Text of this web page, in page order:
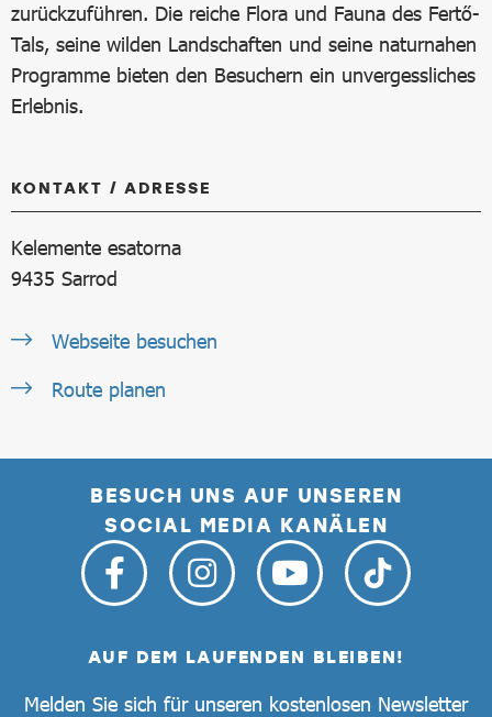
zurückzuführen. Die reiche Flora und Fauna des Fertő-
Tals, seine wilden Landschaften und seine naturnahen
Programme bieten den Besuchern ein unvergessliches
Erlebnis.
KONTAKT / ADRESSE
Kelemente esatorna
9435 Sarrod
Webseite besuchen
Route planen
BESUCH UNS AUF UNSEREN
SOCIAL MEDIA KANÄLEN
AUF DEM LAUFENDEN BLEIBEN!
Melden Sie sich für unseren kostenlosen Newsletter